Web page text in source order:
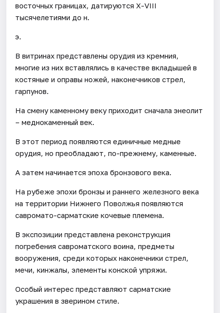
восточных границах, датируются Х-VIII
тысячелетиями до н.
э.
В витринах представлены орудия из кремния,
многие из них вставлялись в качестве вкладышей в
костяные и оправы ножей, наконечников стрел,
гарпунов.
На смену каменному веку приходит сначала энеолит
– меднокаменный век.
В этот период появляются единичные медные
орудия, но преобладают, по-прежнему, каменные.
А затем начинается эпоха бронзового века.
На рубеже эпохи бронзы и раннего железного века
на территории Нижнего Поволжья появляются
савромато-сарматские кочевые племена.
В экспозиции представлена реконструкция
погребения савроматского воина, предметы
вооружения, среди которых наконечники стрел,
мечи, кинжалы, элементы конской упряжи.
Особый интерес представляют сарматские
украшения в зверином стиле.